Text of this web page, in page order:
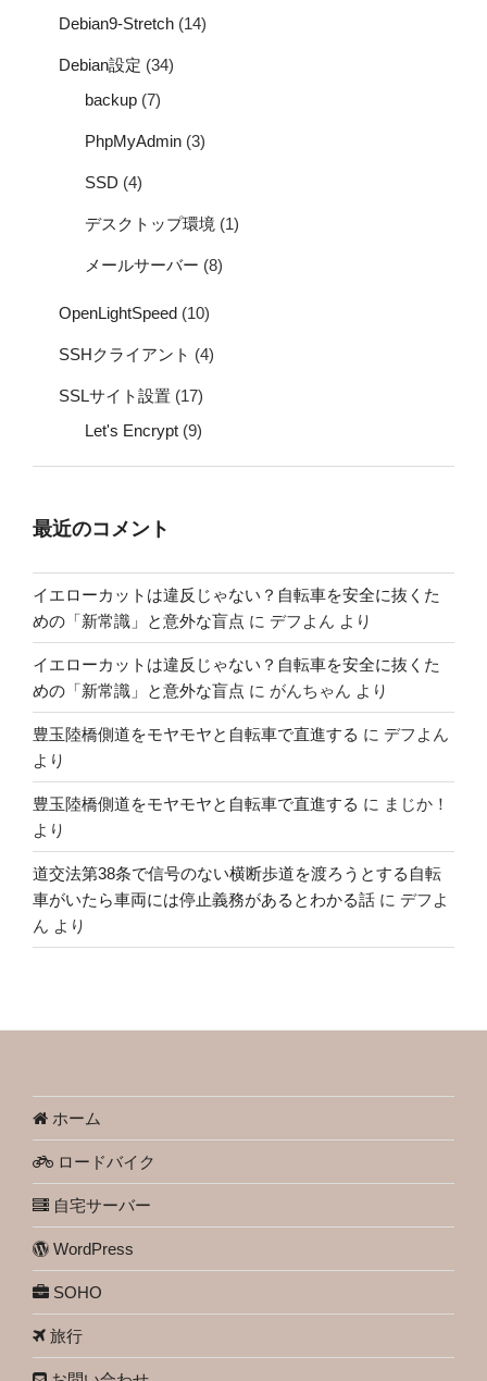
Debian9-Stretch (14)
Debian設定 (34)
backup (7)
PhpMyAdmin (3)
SSD (4)
デスクトップ環境 (1)
メールサーバー (8)
OpenLightSpeed (10)
SSHクライアント (4)
SSLサイト設置 (17)
Let's Encrypt (9)
最近のコメント
イエローカットは違反じゃない？自転車を安全に抜くた
めの「新常識」と意外な盲点 に デフよん より
イエローカットは違反じゃない？自転車を安全に抜くた
めの「新常識」と意外な盲点 に がんちゃん より
豊玉陸橋側道をモヤモヤと自転車で直進する に デフよん
より
豊玉陸橋側道をモヤモヤと自転車で直進する に まじか！
より
道交法第38条で信号のない横断歩道を渡ろうとする自転
車がいたら車両には停止義務があるとわかる話 に デフよ
ん より
ホーム
ロードバイク
自宅サーバー
WordPress
SOHO
旅行